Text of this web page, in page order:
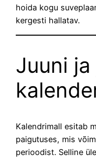
hoida kogu
kergesti hallatav.
Juuni
Kalendrimall esitab
paigutuses, mis
perioodist. Selline